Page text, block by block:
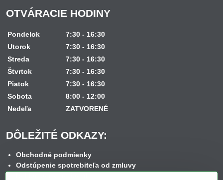
OTVÁRACIE HODINY
Pondelok
7:30 - 16:30
Utorok
7:30 - 16:30
Streda
7:30 - 16:30
Štvrtok
7:30 - 16:30
Piatok
7:30 - 16:30
Sobota
8:00 - 12:00
Nedeľa
ZATVORENÉ
DÔLEŽITÉ ODKAZY:
Obchodné podmienky
Odstúpenie spotrebiteľa od zmluvy